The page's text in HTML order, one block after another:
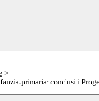
>
primaria: conclusi i